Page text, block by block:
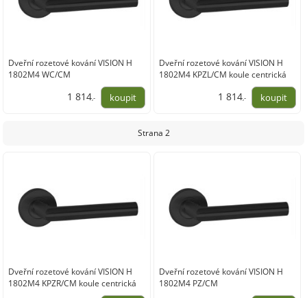
Dveřní rozetové kování VISION H
1802M4 WC/CM
1 814,-
Dveřní rozetové kování VISION H
1802M4 KPZL/CM koule centrická
1 814,-
Strana 2
Dveřní rozetové kování VISION H
1802M4 KPZR/CM koule centrická
Dveřní rozetové kování VISION H
1802M4 PZ/CM